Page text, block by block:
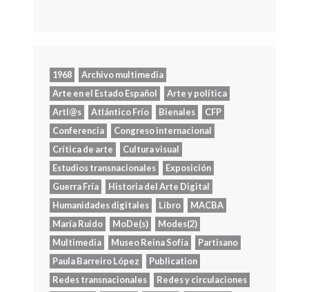
1968
Archivo multimedia
Arte en el Estado Español
Arte y política
Artl@s
Atlántico Frío Bienales
CFP
Conferencia
Congreso internacional
Crítica de arte
Cultura visual
Estudios transnacionales
Exposición
Guerra Fría
Historia del Arte Digital
Humanidades digitales
Libro
MACBA
María Ruido
MoDe(s)
Modes(2)
Multimedia
Museo Reina Sofía
Partisano
Paula Barreiro López
Publication
Redes transnacionales
Redes y circulaciones